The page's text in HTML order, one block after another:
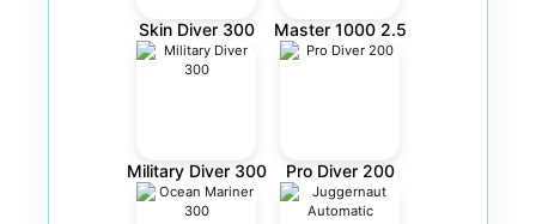
Skin Diver 300 Master 1000 2.5
Military Diver 300 Pro Diver 200